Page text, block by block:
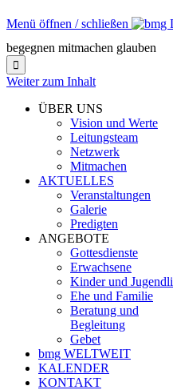
Menü öffnen / schließen
begegnen mitmachen glauben

Weiter zum Inhalt
ÜBER UNS
Vision und Werte
Leitungsteam
Netzwerk
Mitmachen
AKTUELLES
Veranstaltungen
Galerie
Predigten
ANGEBOTE
Gottesdienste
Erwachsene
Kinder und
Ehe und Familie
Beratung und
Begleitung
Gebet
bmg WELTWEIT
KALENDER
KONTAKT